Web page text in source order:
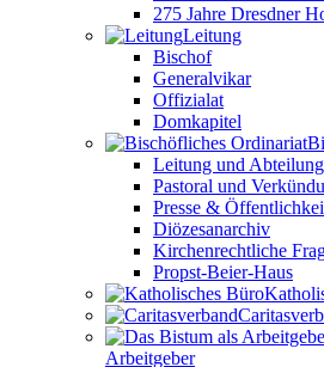
275 Jahre Dresdner
Leitung
Bischof
Generalvikar
Offizialat
Domkapitel
Leitung und
Pastoral und
Presse &
Diözesanarchiv
Kirchenrechtliche
Propst-Beier-Haus
Arbeitgeber